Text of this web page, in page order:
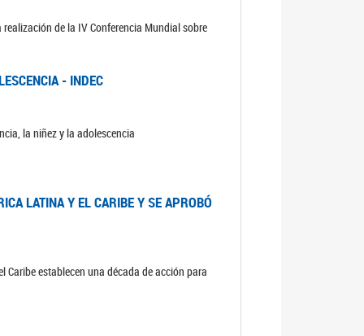
de la IV Conferencia Mundial sobre
- INDEC
la niñez y la adolescencia
LATINA Y EL CARIBE Y SE APROBÓ
Caribe establecen una década de acción para